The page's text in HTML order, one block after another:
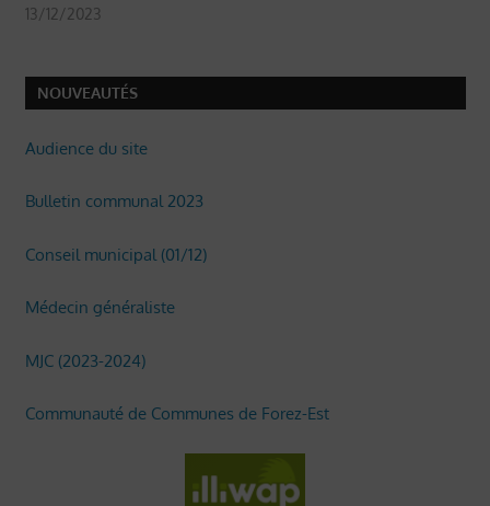
13/12/2023
NOUVEAUTÉS
Audience du site
Bulletin communal 2023
Conseil municipal (01/12)
Médecin généraliste
MJC (2023-2024)
Communauté de Communes de Forez-Est